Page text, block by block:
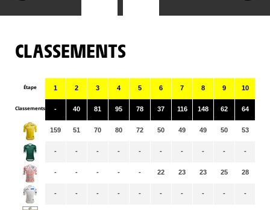
CLASSEMENTS
Étape
Classements
1
-
159
-
-
-
2
40
51
-
-
-
3
81
70
-
-
-
4
95
80
-
-
-
5
78
72
-
-
-
6
37
50
-
22
-
7
116
49
-
23
-
8
148
49
-
23
-
9
62
50
-
25
-
10
64
53
-
28
-